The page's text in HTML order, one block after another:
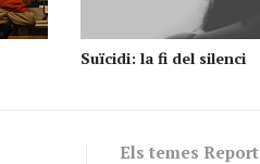
Suïcidi: la fi del silenci
Els temes Report